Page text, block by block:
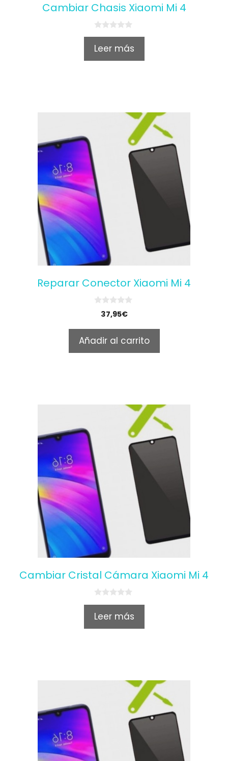
Cambiar Chasis Xiaomi Mi 4
0
u
Leer más
Reparar Conector Xiaomi Mi 4
o
5
37,95€
Añadir al carrito
Cambiar Cristal Cámara Xiaomi Mi 4
0
u
Leer más